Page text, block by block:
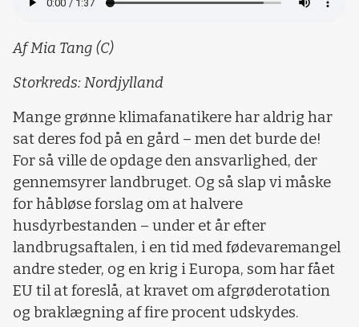
Af Mia Tang (C)
Storkreds: Nordjylland
Mange grønne klimafanatikere har aldrig har
sat deres fod på en gård – men det burde de!
For så ville de opdage den ansvarlighed, der
gennemsyrer landbruget. Og så slap vi måske
for håbløse forslag om at halvere
husdyrbestanden – under et år efter
landbrugsaftalen, i en tid med fødevaremangel
andre steder, og en krig i Europa, som har fået
EU til at foreslå, at kravet om afgrøderotation
og braklægning af fire procent udskydes.